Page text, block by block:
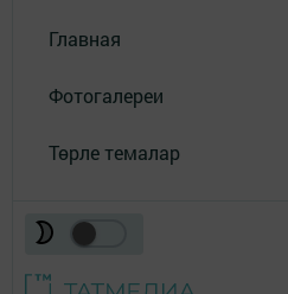
Главная
Фотогалереи
Төрле темалар